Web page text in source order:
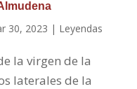
30, 2023 | Leyendas
la virgen de la
laterales de la